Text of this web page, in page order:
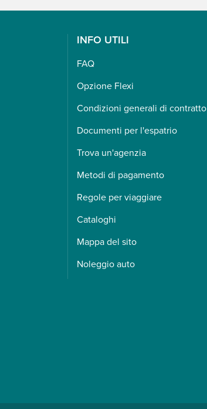
INFO UTILI
FAQ
Opzione Flexi
Condizioni generali di contratto
Documenti per l'espatrio
Trova un'agenzia
Metodi di pagamento
Regole per viaggiare
Cataloghi
Mappa del sito
Noleggio auto